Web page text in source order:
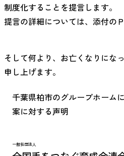
制度化することを提言します。
提言の詳細については、添付の
そして何より、お亡くなりにな
申し上げます。
千葉県柏市のグループホーム
案に対する声明
一般社団法人